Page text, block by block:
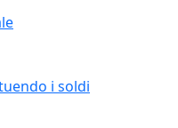
i soldi